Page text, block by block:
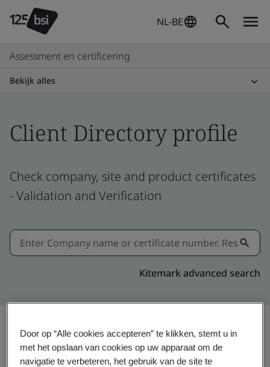
NL-BE
Assessment en certificering
Bekijk alles
Client Directory profile
Check company, site and product certificates
- Validation and Verification
Kitemark advanced search
Delen: Upgraden
Door op “Alle cookies accepteren” te klikken, stemt u in
met het opslaan van cookies op uw apparaat om de
navigatie te verbeteren, het gebruik van de site te